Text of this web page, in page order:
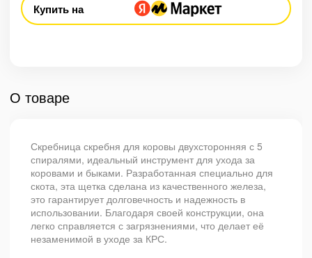
Купить на
О товаре
Скребница скребня для коровы двухсторонняя с 5
спиралями, идеальный инструмент для ухода за
коровами и быками. Разработанная специально для
скота, эта щетка сделана из качественного железа,
это гарантирует долговечность и надежность в
использовании. Благодаря своей конструкции, она
легко справляется с загрязнениями, что делает её
незаменимой в уходе за КРС.